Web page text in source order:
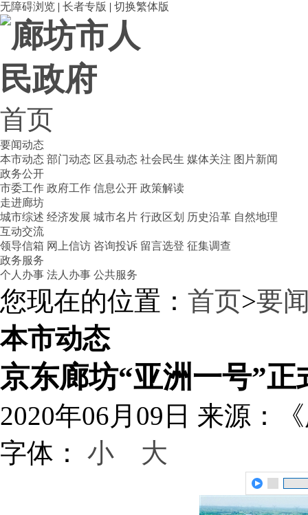
无障碍浏览 | 长者专版 | 切换繁体版
首页
要闻动态
本市动态 部门动态 区县动态 社会民生 媒体关注 图片新闻
政务公开
市委工作 政府工作 信息公开 政策解读
走进廊坊
城市综述 经济发展 城市名片 行政区划 历史沿革 自然地理
互动交流
领导信箱 网上信访 咨询投诉 留言选登 征集调查
政务服务
个人办事 法人办事 公共服务
您现在的位置： 首页>要
本市动态
京东廊坊“亚洲一号”正
2020年06月09日 来源：
字体： 小 大